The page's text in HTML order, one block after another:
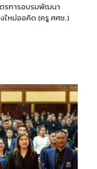
รการอบรมพัฒนา
ใหม่ออคิด (ครู ศศช.)